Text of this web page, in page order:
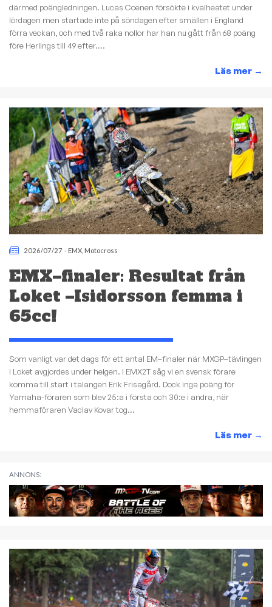
därmed poängledningen. Lucas Coenen försökte i kvalheatet under
lördagen men startade inte på söndagen efter smällen i England
förra veckan, och med två raka nollor har han nu gått från 68 poäng
före Herlings till 49 efter....
Läs mer →
2026/07/27 - EMX Motocross
EMX–finaler: Resultat från
Loket –Isidorsson femma i
65cc!
Som vanligt var det dags för ett antal EM–finaler när MXGP–tävlingen
i Loket avgjordes under helgen. I EMX2T såg vi en svensk förare
komma till start i talangen Erik Frisagård. Dock inga poäng för
Yamaha-föraren som blev 25:a i första och 30:e i andra, när
hemmaföraren Vaclav Kovar tog...
Läs mer →
ANNONS: